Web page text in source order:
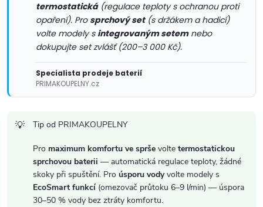
i
u
termostatická(regulace teploty s ochranou proti
opaření). Pro sprchový set(s držákem a hadicí)
volte modely s integrovaným setemnebo
dokupujte set zvlášť (200–3 000 Kč).
Specialista prodeje baterií
PRIMAKOUPELNY.cz
Tip od PRIMAKOUPELNY
Pro maximum komfortu ve sprše volte termostatickou
sprchovou baterii — automatická regulace teploty, žádné
skoky při spuštění. Pro úsporu vodyvolte modely s
EcoSmart funkcí (omezovač průtoku 6–9 l/min) — úspora
30–50 % vody bez ztráty komfortu.